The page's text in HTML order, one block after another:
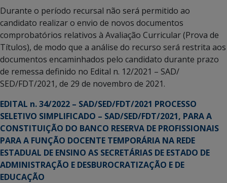
Durante o período recursal não será permitido ao
candidato realizar o envio de novos documentos
comprobatórios relativos à Avaliação Curricular (Prova de
Títulos), de modo que a análise do recurso será restrita aos
documentos encaminhados pelo candidato durante prazo
de remessa definido no Edital n. 12/2021 – SAD/
SED/FDT/2021, de 29 de novembro de 2021.
EDITAL n. 34/2022 – SAD/SED/FDT/2021 PROCESSO
SELETIVO SIMPLIFICADO – SAD/SED/FDT/2021, PARA A
CONSTITUIÇÃO DO BANCO RESERVA DE PROFISSIONAIS
PARA A FUNÇÃO DOCENTE TEMPORÁRIA NA REDE
ESTADUAL DE ENSINO AS SECRETÁRIAS DE ESTADO DE
ADMINISTRAÇÃO E DESBUROCRATIZAÇÃO E DE
EDUCAÇÃO